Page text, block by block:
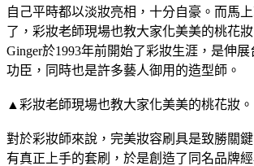
自己平時都以淡妝亮相，十分自豪。而馬
了，彩妝老師現場也教大家化美美的桃花
Ginger於1993年前開始了彩妝生涯，是伸
功臣，同時也是許多藝人御用的造型師。
▲彩妝老師現場也教大家化美美的桃花妝。
對於彩妝師來說，完美妝容刷具是致勝關
有真正上手的套刷，於是創造了同名品牌